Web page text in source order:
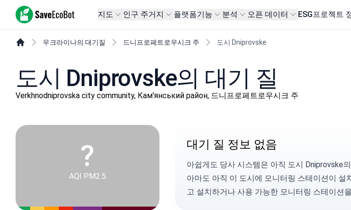
SaveEcoBot 지도 인구 주거지 플랫폼기능 분석 오픈 데이터 ESG프로젝트
우크라이나의 대기질 드니프로페트로우시크 주 도시 Dniprovske
도시 Dniprovske의 대기 질
Verkhnodniprovska city community, Кам'янський район, 드니프로페트로우시크 주
?
AQI PM2.5
대기 질 정보 없음
아쉽게도 당사 시스템은 아직 도시 Dniprovske
아마도 아직 이 도시에 모니터링 스테이션이
고 설치하거나 사용 가능한 모니터링 스테이션을